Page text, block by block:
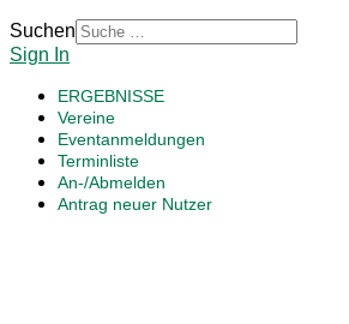
Suchen
Sign In
ERGEBNISSE
Vereine
Eventanmeldungen
Terminliste
An-/Abmelden
Antrag neuer Nutzer